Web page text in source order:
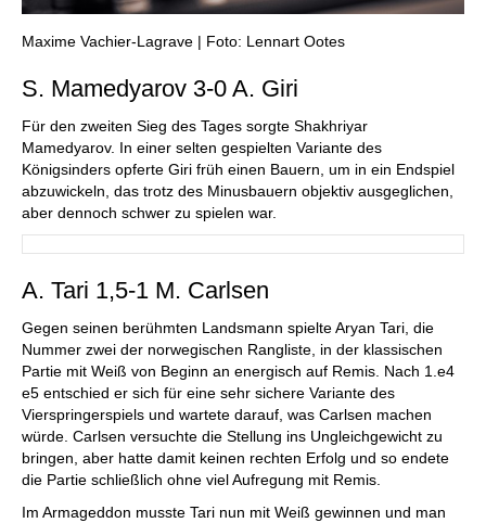
Maxime Vachier-Lagrave | Foto: Lennart Ootes
S. Mamedyarov 3-0 A. Giri
Für den zweiten Sieg des Tages sorgte Shakhriyar
Mamedyarov. In einer selten gespielten Variante des
Königsinders opferte Giri früh einen Bauern, um in ein Endspiel
abzuwickeln, das trotz des Minusbauern objektiv ausgeglichen,
aber dennoch schwer zu spielen war.
A. Tari 1,5-1 M. Carlsen
Gegen seinen berühmten Landsmann spielte Aryan Tari, die
Nummer zwei der norwegischen Rangliste, in der klassischen
Partie mit Weiß von Beginn an energisch auf Remis. Nach 1.e4
e5 entschied er sich für eine sehr sichere Variante des
Vierspringerspiels und wartete darauf, was Carlsen machen
würde. Carlsen versuchte die Stellung ins Ungleichgewicht zu
bringen, aber hatte damit keinen rechten Erfolg und so endete
die Partie schließlich ohne viel Aufregung mit Remis.
Im Armageddon musste Tari nun mit Weiß gewinnen und man